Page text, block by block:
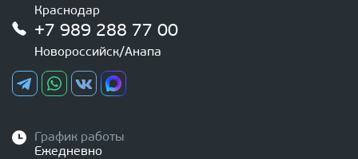
Краснодар
+7 989 288 77 00
Новороссийск/Анапа
График работы
Ежедневно